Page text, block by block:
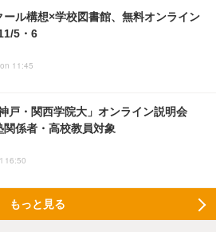
ール構想×学校図書館、無料オンライン
5・6
11:45
戸・関西学院大」オンライン説明会
係者・高校教員対象
16:50
もっと見る